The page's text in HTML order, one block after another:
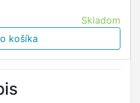
Skladom
košíka